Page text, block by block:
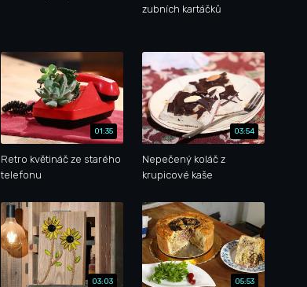
zubních kartáčků
01:35
Retro květináč ze starého
telefonu
03:54
Nepečený koláč z
krupicové kaše
03:03 05:53